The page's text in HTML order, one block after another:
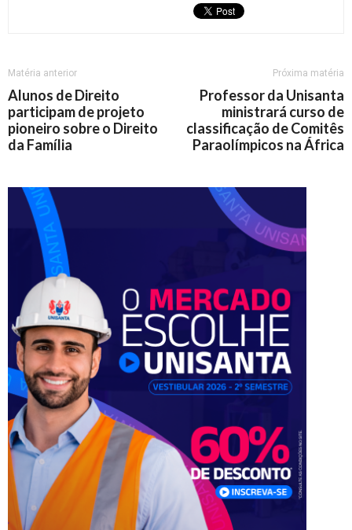
Matéria anterior
Alunos de Direito
participam de projeto
pioneiro sobre o Direito
da Família
Próxima matéria
Professor da Unisanta
ministrará curso de
classificação de Comitês
Paraolímpicos na África